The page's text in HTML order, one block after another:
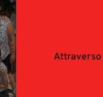
Attraverso